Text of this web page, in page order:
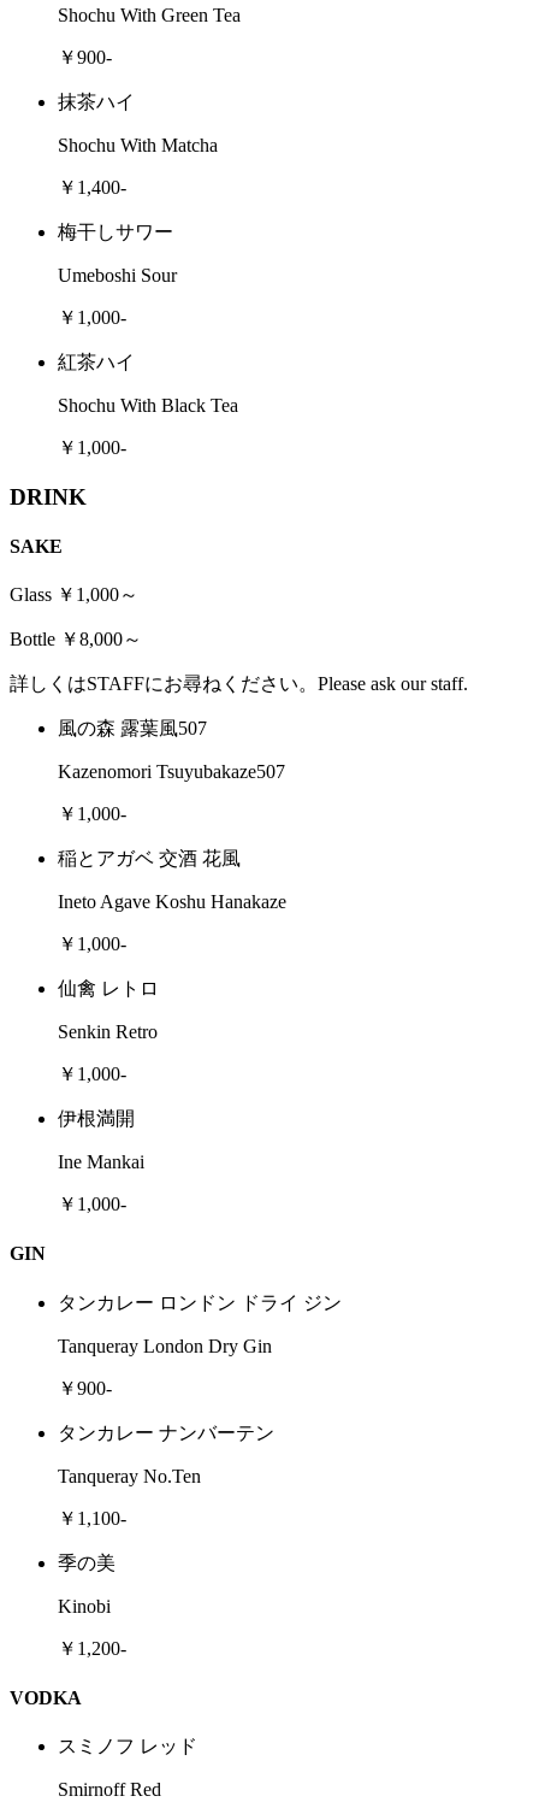
Shochu With Green Tea
￥900-
抹茶ハイ
Shochu With Matcha
￥1,400-
梅干しサワー
Umeboshi Sour
￥1,000-
紅茶ハイ
Shochu With Black Tea
￥1,000-
DRINK
SAKE
Glass ￥1,000～
Bottle ￥8,000～
詳しくはSTAFFにお尋ねください。Please ask our staff.
風の森 露葉風507
Kazenomori Tsuyubakaze507
￥1,000-
稲とアガベ 交酒 花風
Ineto Agave Koshu Hanakaze
￥1,000-
仙禽 レトロ
Senkin Retro
￥1,000-
伊根満開
Ine Mankai
￥1,000-
GIN
タンカレー ロンドン ドライ ジン
Tanqueray London Dry Gin
￥900-
タンカレー ナンバーテン
Tanqueray No.Ten
￥1,100-
季の美
Kinobi
￥1,200-
VODKA
スミノフ レッド
Smirnoff Red